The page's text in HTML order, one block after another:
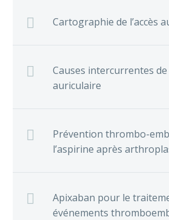
Cartographie de l’accès
Causes intercurrentes
auriculaire
Prévention thrombo-
l’aspirine après
Apixaban pour le
événements